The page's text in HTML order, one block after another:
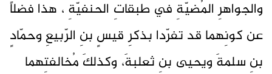
والجواهرِ المُضيّةِ في طبقاتِ الحنفيّةِ ، هذا فضلاً
عن كونِهما قد تفرّدا بذكرِ قيسٍ بنِ الرّبيعِ وحمّادٍ
بنِ سلمةَ ويحيى بنِ ثعلبةَ، وكذلكَ مُخالفتِهما